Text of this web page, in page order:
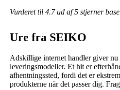
Vurderet til 4.7ud af 5 stjerner
Ure fra SEIKO
Adskillige internet handler giver
leveringsmodeller. Et hit er
afhentningssted, fordi det er
produkterne når det passer dig.